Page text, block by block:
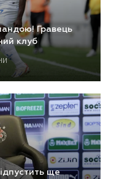
Гравець
клуб
ще